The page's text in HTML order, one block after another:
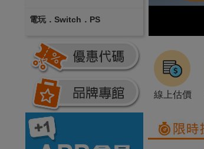
電玩．Switch．PS
線上估價